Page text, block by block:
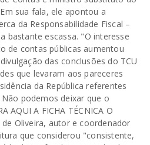
sua fala, ele apontou a
da Responsabilidade Fiscal –
bastante escassa. "O interesse
de contas públicas aumentou
das conclusões do TCU
que levaram aos pareceres
da República referentes
podemos deixar que o
AQUI A FICHA TÉCNICA O
Oliveira, autor e coordenador
que considerou "consistente,